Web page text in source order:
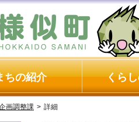
ちの紹介 くら
画調整課 > 詳細